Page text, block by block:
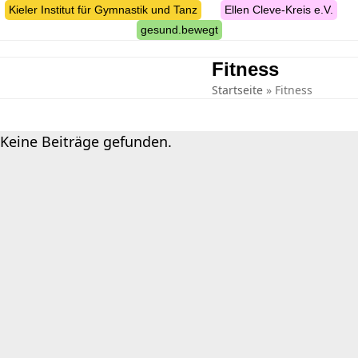
Skip
to
Kieler Institut für Gymnastik und Tanz
Ellen Cleve-Kreis e.V.
gesund.bewegt
Fitness
Startseite » Fitness
Keine Beiträge gefunden.